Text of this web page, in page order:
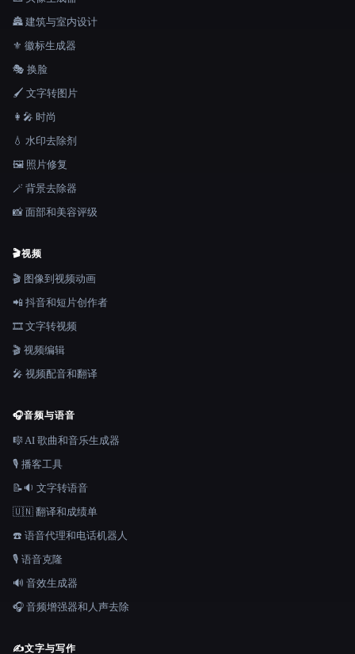
🏯 建筑与室内设计
⚜️ 徽标生成器
🎭 换脸
🖌️ 文字转图片
👩‍🎤 时尚
💧 水印去除剂
🖼️ 照片修复
🪄 背景去除器
📸 面部和美容评级
🎬视频
🎬 图像到视频动画
📲 抖音和短片创作者
🎞️ 文字转视频
🎬 视频编辑
🎤 视频配音和翻译
🎧音频与语音
🎼 AI 歌曲和音乐生成器
🎙️ 播客工具
📝🔉 文字转语音
🇺🇳 翻译和成绩单
☎️ 语音代理和电话机器人
🎙️ 语音克隆
🔊 音效生成器
🎧 音频增强器和人声去除
✍️文字与写作